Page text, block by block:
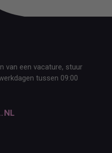
van een vacature, stuur
tussen 09:00